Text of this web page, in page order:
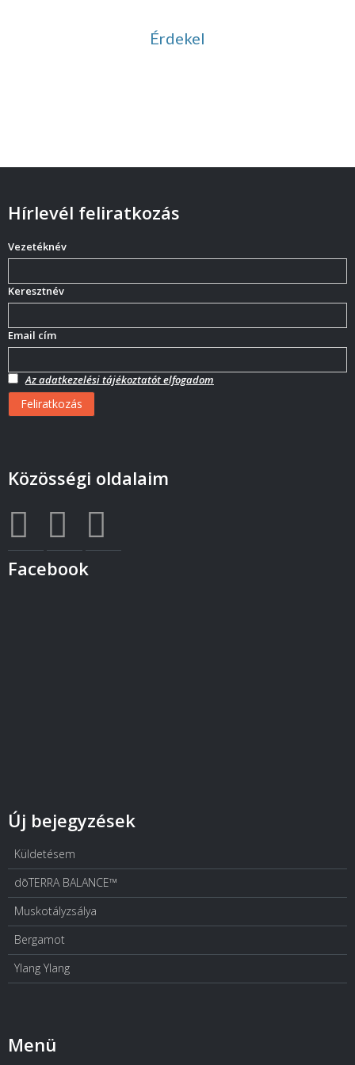
Érdekel
Hírlevél feliratkozás
Vezetéknév
Keresztnév
Email cím
Az adatkezelési tájékoztatót elfogadom
Közösségi oldalaim
Facebook
Új bejegyzések
Küldetésem
dōTERRA BALANCE™
Muskotályzsálya
Bergamot
Ylang Ylang
Menü